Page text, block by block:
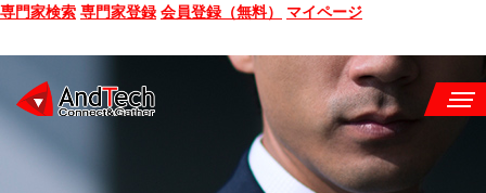
専門家検索 専門家登録 会員登録（無料） マイページ